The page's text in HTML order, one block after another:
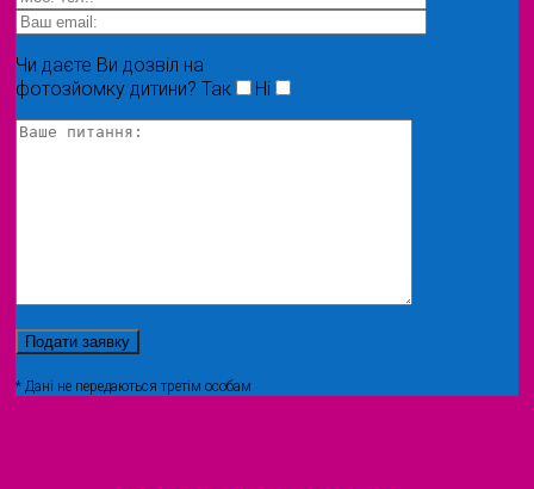
Чи даєте Ви дозвіл на
фотозйомку дитини? Так Ні
* Дані не передаються третім особам